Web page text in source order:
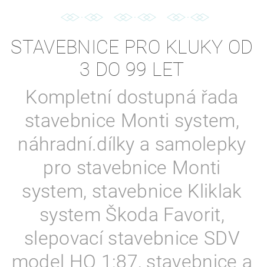
STAVEBNICE PRO KLUKY OD
3 DO 99 LET
Kompletní dostupná řada
stavebnice Monti system,
náhradní.dílky a samolepky
pro stavebnice Monti
system, stavebnice Kliklak
system Škoda Favorit,
slepovací stavebnice SDV
model HO 1:87, stavebnice a